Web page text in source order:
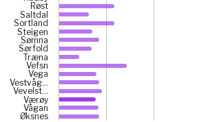
Røst
Sortland
Sømna
Træna
Vega
Vevelst…
Vågan
Saltdal
Steigen
Sørfold
Vefsn
Vestvåg…
Værøy
Øksnes